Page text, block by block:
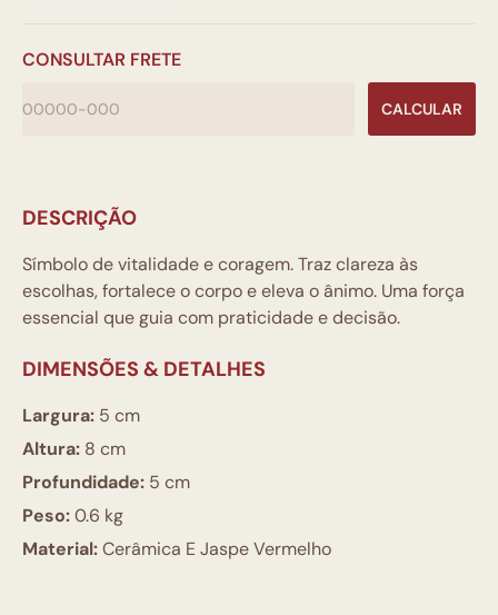
CONSULTAR FRETE
CALCULAR
DESCRIÇÃO
Símbolo de vitalidade e coragem. Traz clareza às
escolhas, fortalece o corpo e eleva o ânimo. Uma força
essencial que guia com praticidade e decisão.
DIMENSÕES & DETALHES
Largura: 5 cm
Altura: 8 cm
Profundidade: 5 cm
Peso:0.6 kg
Material:Cerâmica E Jaspe Vermelho